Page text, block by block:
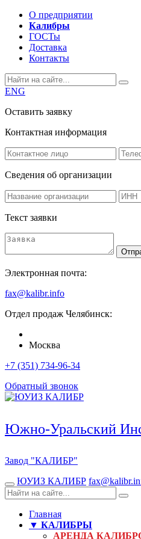
О предприятии
Калибры
ГОСТы
Доставка
Контакты
ENG
Оставить заявку
Контактная информация
Сведения об организации
Текст заявки
Электронная почта:
fax@kalibr.info
Отдел продаж Челябинск:
Москва
+7 (351) 734-96-34
Обратный звонок
Южно-Уральский
Завод "КАЛИБР"
ЮУИЗ КАЛИБР
Главная
▼ КАЛИБРЫ
АРЕНДА